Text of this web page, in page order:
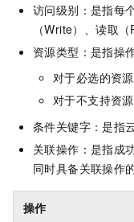
访问级别：是指每
（Write）、读取
资源类型：是指操
对于必选的资
对于不支持资
条件关键字：是指
关联操作：是指成
同时具备关联操作
操作